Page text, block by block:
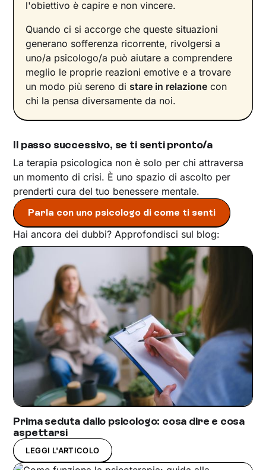
l'obiettivo è capire e non vincere.
Quando ci si accorge che queste situazioni
generano sofferenza ricorrente, rivolgersi a
uno/a psicologo/a può aiutare a comprendere
meglio le proprie reazioni emotive e a trovare
un modo più sereno di stare in relazione con
chi la pensa diversamente da noi.
Il passo successivo, se ti senti pronto/a
La terapia psicologica non è solo per chi attraversa
un momento di crisi. È uno spazio di ascolto per
prenderti cura del tuo benessere mentale.
Parla con uno psicologo di come ti senti
Hai ancora dei dubbi? Approfondisci sul blog:
Prima seduta dallo psicologo: cosa dire e cosa
aspettarsi
LEGGI L'ARTICOLO